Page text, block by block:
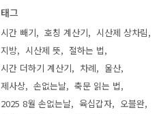
태그
시간 빼기 호칭 계산기
시산제 상차림
지방
시산제 뜻
절하는 법
시간 더하기 계산기
차례
울산
제사상
손없는날
축문 읽는 법
2025 8월 손없는날
육십갑자
오블완